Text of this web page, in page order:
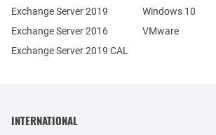
Exchange Server 2019
Exchange Server 2016
Exchange Server 2019 CAL
Windows 10
VMware
INTERNATIONAL